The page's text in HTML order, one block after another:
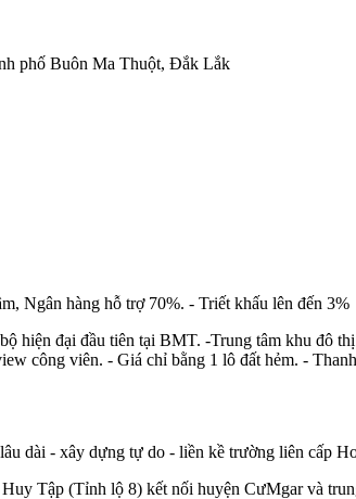
phố Buôn Ma Thuột, Đắk Lắk
Ngân hàng hỗ trợ 70%. - Triết khấu lên đến 3%
hiện đại đầu tiên tại BMT. -Trung tâm khu đô
công viên. - Giá chỉ bằng 1 lô đất hẻm. -
dài - xây dựng tự do - liền kề trường liên cấp
Tập (Tỉnh lộ 8) kết nối huyện CưMgar và